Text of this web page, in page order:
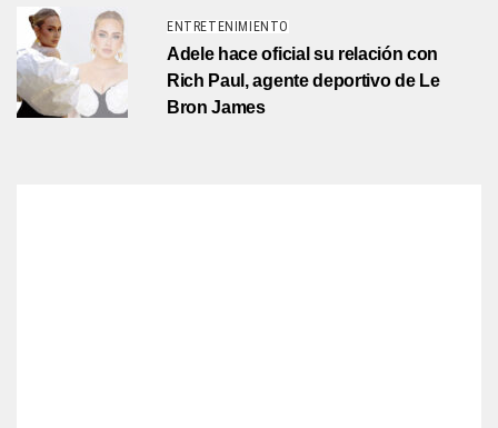
ENTRETENIMIENTO
Adele hace oficial su relación con
Rich Paul, agente deportivo de Le
Bron James